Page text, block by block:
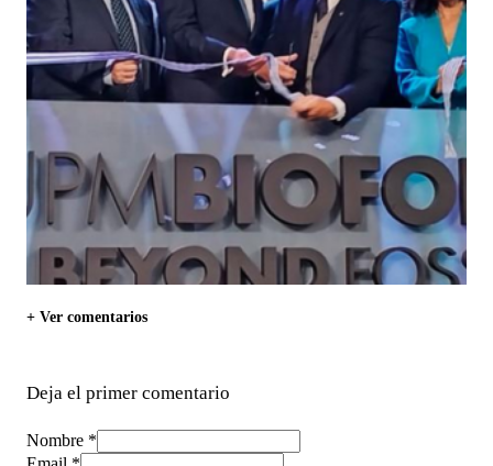
+ Ver comentarios
Deja el primer comentario
Nombre *